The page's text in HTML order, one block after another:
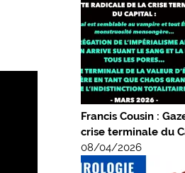
Francis Cousin :
crise terminale du
08/04/2026